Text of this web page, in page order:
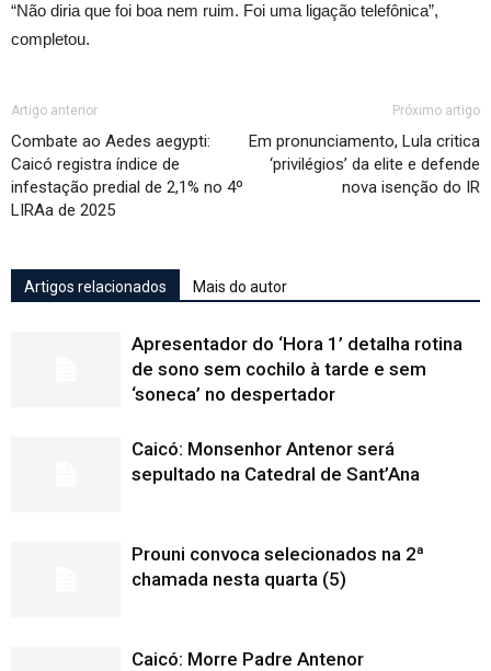
“Não diria que foi boa nem ruim. Foi uma ligação telefônica”,
completou.
Artigo anterior
Combate ao Aedes aegypti:
Caicó registra índice de
infestação predial de 2,1% no 4º
LIRAa de 2025
Próximo artigo
Em pronunciamento, Lula critica
‘privilégios’ da elite e defende
nova isenção do IR
Artigos relacionados Mais do autor
Apresentador do ‘Hora 1’ detalha rotina
de sono sem cochilo à tarde e sem
‘soneca’ no despertador
Caicó: Monsenhor Antenor será
sepultado na Catedral de Sant’Ana
Prouni convoca selecionados na 2ª
chamada nesta quarta (5)
Caicó: Morre Padre Antenor